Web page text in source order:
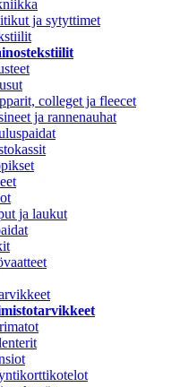
ja sytyttimet
colleget ja fleecet
ja rannenauhat
ja laukut